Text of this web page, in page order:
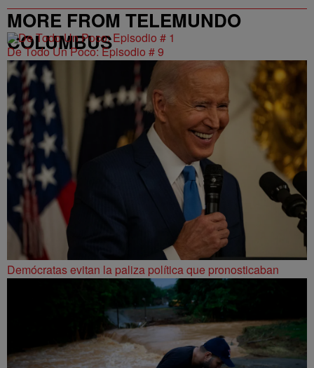
MORE FROM TELEMUNDO
COLUMBUS
De Todo Un Poco: Episodio # 9
Demócratas evitan la paliza política que pronosticaban